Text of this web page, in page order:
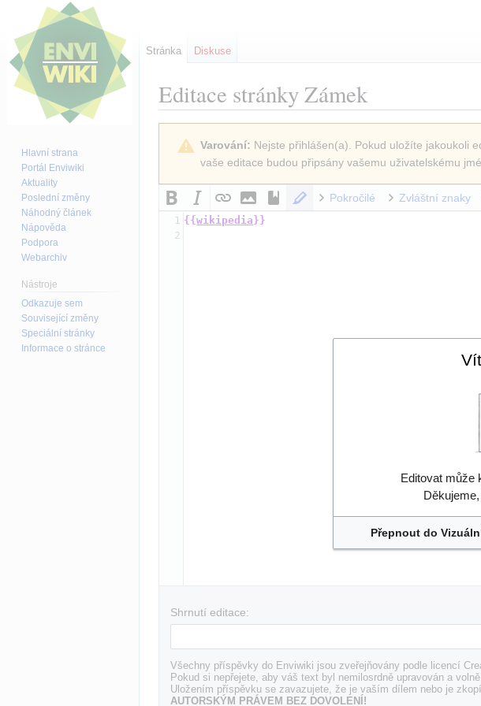
Editace stránkyZámek
vyhledávání
Varování: Nejste přihlášen(a). Pokud uložíte jakoukoli
vaše editace budou připsány vašemu uživatelskému
Pokročilé Zvláštní znaky
1 {{wikipedia }}
2
Shrnutí editace:
Všechny příspěvky do Enviwiki jsou zveřejňovány podle licencí
Pokud si nepřejete, aby váš text byl nemilosrdně upravován a
Uložením příspěvku se zavazujete, že je vaším dílem nebo je
AUTORSKÝM PRÁVEM BEZ DOVOLENÍ!
Stránka Diskuse
Hlavní strana
Portál Enviwiki
Aktuality
Poslední změny
Náhodný článek
Nápověda
Podpora
Webarchiv
Nástroje
Odkazuje sem
Související změny
Speciální stránky
Informace o stránce
Editovat může
Přepnout do